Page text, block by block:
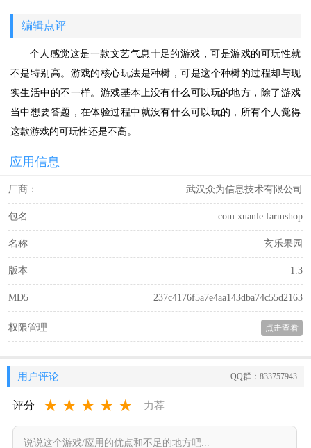
编辑点评
个人感觉这是一款文艺气息十足的游戏，可是游戏的可玩性就
不是特别高。游戏的核心玩法是种树，可是这个种树的过程却与现
实生活中的不一样。游戏基本上没有什么可以玩的地方，除了游戏
当中想要答题，在体验过程中就没有什么可以玩的，所有个人觉得
这款游戏的可玩性还是不高。
应用信息
厂商： 武汉众为信息技术有限公司
包名 com.xuanle.farmshop
名称 玄乐果园
版本 1.3
MD5 237c4176f5a7e4aa143dba74c55d2163
权限管理 点击查看
用户评论 QQ群：833757943
评分 ★ ★ ★ ★ ★ 力荐